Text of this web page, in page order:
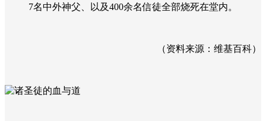
7名中外神父、以及400余名信徒全部烧死在堂内。
（资料来源：维基百科）